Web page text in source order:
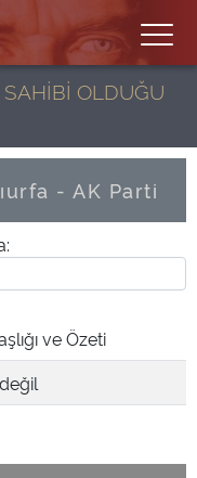
OLDUĞU
- AK Parti
ve Özeti